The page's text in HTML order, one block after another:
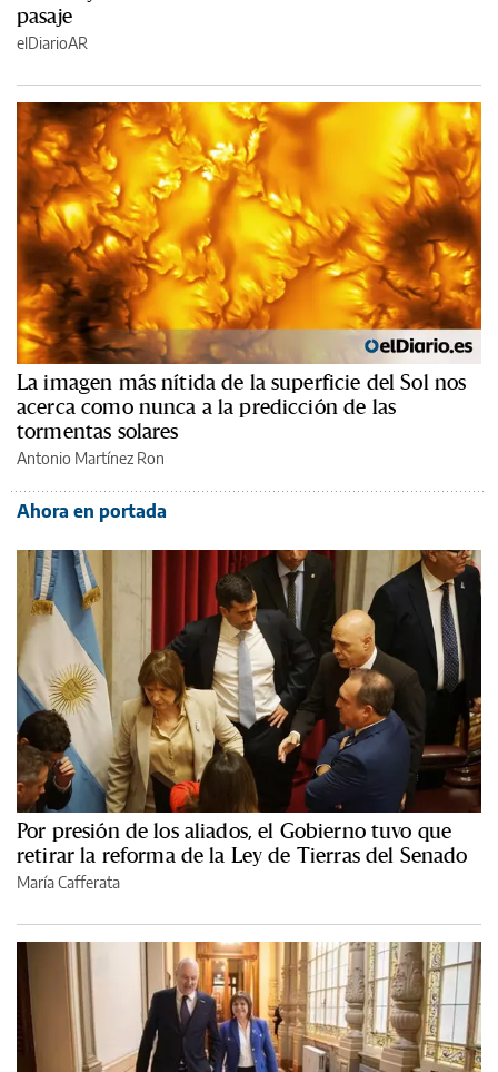
pasaje
elDiarioAR
La imagen más nítida de la superficie del Sol nos
acerca como nunca a la predicción de las
tormentas solares
Antonio Martínez Ron
Ahora en portada
Por presión de los aliados, el Gobierno tuvo que
retirar la reforma de la Ley de Tierras del Senado
María Cafferata